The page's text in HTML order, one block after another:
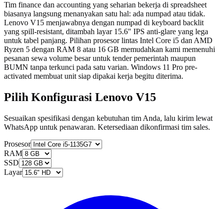
Tim finance dan accounting yang seharian bekerja di spreadsheet
biasanya langsung menanyakan satu hal: ada numpad atau tidak.
Lenovo V15 menjawabnya dengan numpad di keyboard backlit
yang spill-resistant, ditambah layar 15.6" IPS anti-glare yang lega
untuk tabel panjang. Pilihan prosesor lintas Intel Core i5 dan AMD
Ryzen 5 dengan RAM 8 atau 16 GB memudahkan kami memenuhi
pesanan sewa volume besar untuk tender pemerintah maupun
BUMN tanpa terkunci pada satu varian. Windows 11 Pro pre-
activated membuat unit siap dipakai kerja begitu diterima.
Pilih Konfigurasi Lenovo V15
Sesuaikan spesifikasi dengan kebutuhan tim Anda, lalu kirim lewat
WhatsApp untuk penawaran. Ketersediaan dikonfirmasi tim sales.
Prosesor
RAM
SSD
Layar